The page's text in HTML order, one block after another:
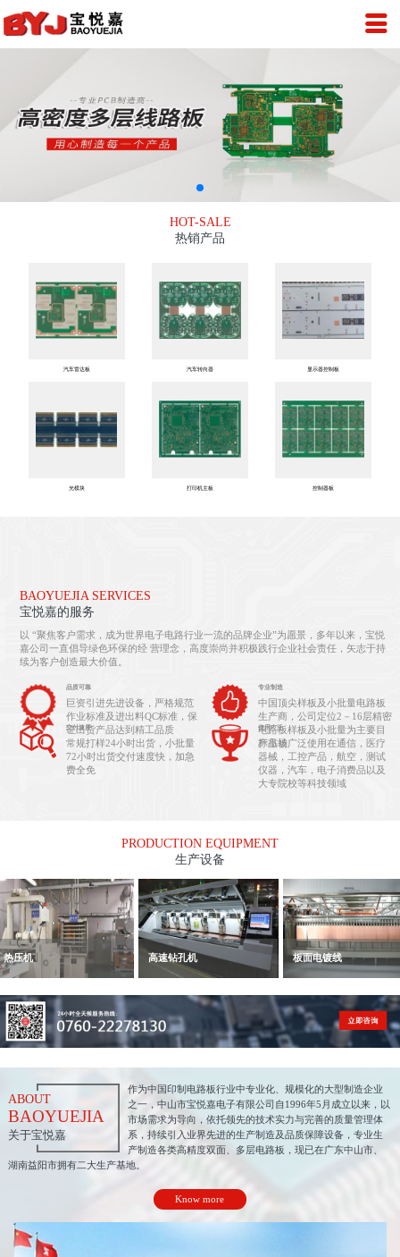
HOT-SALE
热销产品
汽车雷达板 汽车转向器 显示器控制板
光模块 打印机主板 控制器板
BAOYUEJIA SERVICES
宝悦嘉的服务
以 “聚焦客户需求，成为世界电子电路行业一流的品牌企业”为愿景，多年以来，宝悦
嘉公司一直倡导绿色环保的经 营理念，高度崇尚并积极践行企业社会责任，矢志于持
续为客户创造最大价值。
品质可靠
巨资引进先进设备，严格规范
作业标准及进出料QC标准，保
证出货产品达到精工品质
专业制造
中国顶尖样板及小批量电路板
生产商，公司定位2－16层精密
电路板样板及小批量为主要目
标市场
交付速度
常规打样24小时出货，小批量
72小时出货交付速度快，加急
费全免
使用广泛
产品被广泛使用在通信，医疗
器械，工控产品，航空，测试
仪器，汽车，电子消费品以及
大专院校等科技领域
PRODUCTION EQUIPMENT
生产设备
机 高速钻孔机 板面电镀线
ABOUT
BAOYUEJIA
关于宝悦嘉
作为中国印制电路板行业中专业化、规模化的大型制造企业
之一，中山市宝悦嘉电子有限公司自1996年5月成立以来，以
市场需求为导向，依托领先的技术实力与完善的质量管理体
系，持续引入业界先进的生产制造及品质保障设备，专业生
产制造各类高精度双面、多层电路板，现已在广东中山市、
湖南益阳市拥有二大生产基地。
Know more